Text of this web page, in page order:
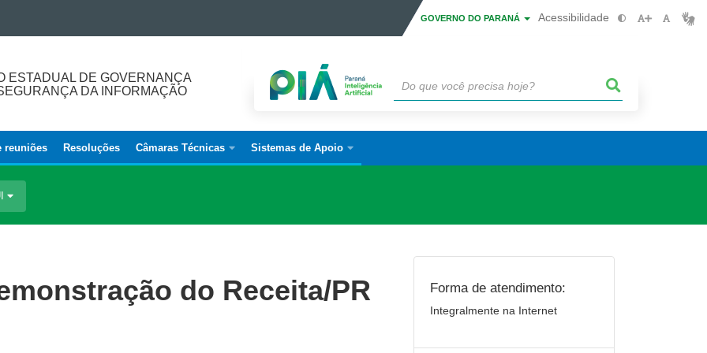
GOVERNO DO PARANÁ Acessibilidade
ESTADUAL DE GOVERNANÇA
DA INFORMAÇÃO
reuniões Resoluções Câmaras Técnicas Sistemas de Apoio
do Receita/PR Forma de atendimento:
Integralmente na Internet